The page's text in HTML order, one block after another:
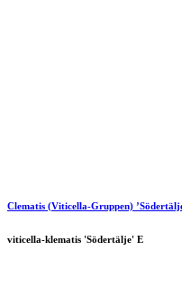
Clematis (Viticella-Gruppen)
viticella-klematis 'Södertälje' E